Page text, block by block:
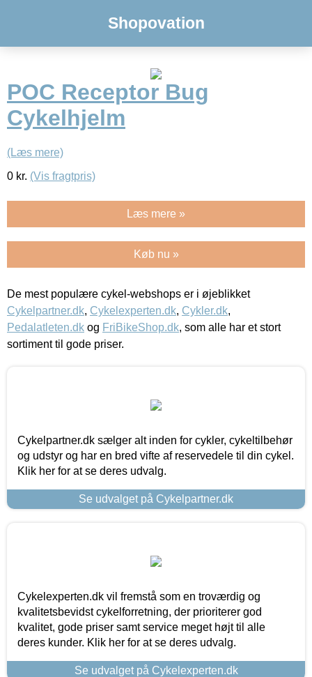
Shopovation
POC Receptor Bug
Cykelhjelm
(Læs mere)
0 kr. (Vis fragtpris)
Læs mere »
Køb nu »
De mest populære cykel-webshops er i øjeblikket
Cykelpartner.dk, Cykelexperten.dk, Cykler.dk,
Pedalatleten.dk og FriBikeShop.dk, som alle har et stort
sortiment til gode priser.
Cykelpartner.dk sælger alt inden for cykler, cykeltilbehør
og udstyr og har en bred vifte af reservedele til din cykel.
Klik her for at se deres udvalg.
Se udvalget på Cykelpartner.dk
Cykelexperten.dk vil fremstå som en troværdig og
kvalitetsbevidst cykelforretning, der prioriterer god
kvalitet, gode priser samt service meget højt til alle
deres kunder. Klik her for at se deres udvalg.
Se udvalget på Cykelexperten.dk